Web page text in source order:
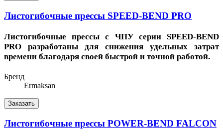
Листогибочные прессы SPEED-BEND PRO
Листогибочные прессы с ЧПУ серии SPEED-BEND
PRO разработаны для снижения удельных затрат
времени благодаря своей быстрой и точной работой.
Бренд
Ermaksan
Заказать
Листогибочные прессы POWER-BEND FALCON